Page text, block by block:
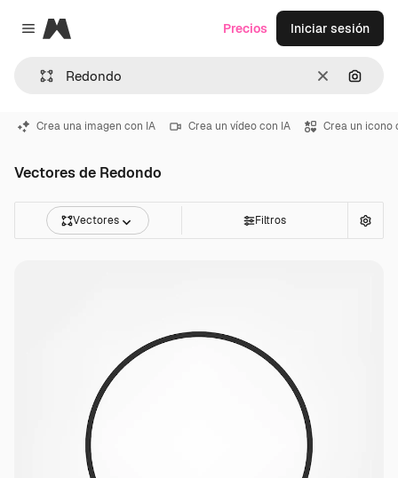
Close menu
Magnific
Borrar
Precios Iniciar sesión
Crea una imagen con IA Crea un vídeo con IA Crea un icono
Vectores de Redondo
Vectores Filtros